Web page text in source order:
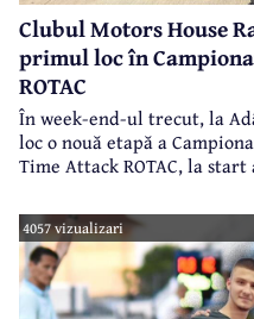
Clubul Motors House
primul loc în
ROTAC
În week-end-ul trecut, la
loc o nouă etapă a
Time Attack ROTAC, la
4057 vizualizari